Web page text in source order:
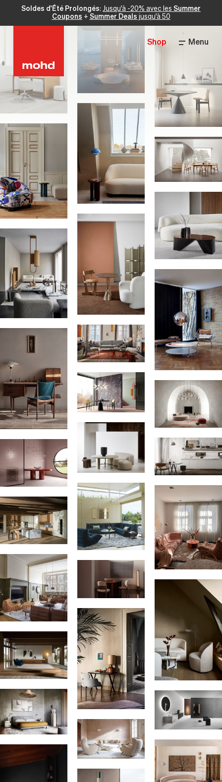
Soldes d'Été Prolongés: Jusqu'à -20% avec les Summer
Coupons + Summer Deals jusqu'à 50
Shop Menu